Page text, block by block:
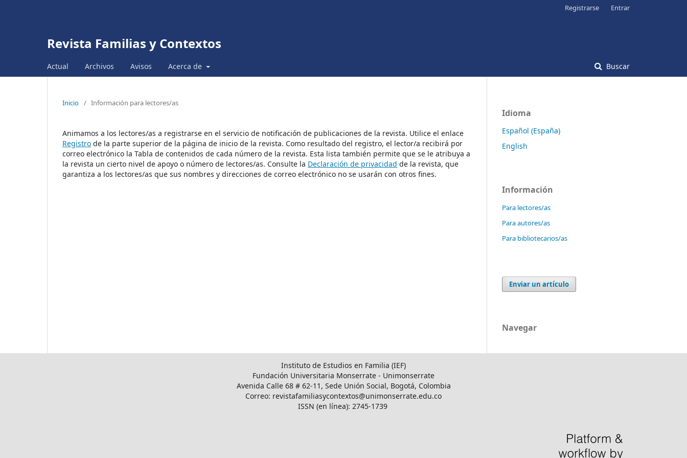
Revista Familias y Contextos
Actual Archivos Avisos Acerca de Buscar
Registrarse Entrar
Inicio / Información para lectores/as
Animamos a los lectores/as a registrarse en el servicio de notificación de publicaciones de la revista. Utilice el enlace
Registro de la parte superior de la página de inicio de la revista. Como resultado del registro, el lector/a recibirá por
correo electrónico la Tabla de contenidos de cada número de la revista. Esta lista también permite que se le atribuya a
la revista un cierto nivel de apoyo o número de lectores/as. Consulte la Declaración de privacidad de la revista, que
garantiza a los lectores/as que sus nombres y direcciones de correo electrónico no se usarán con otros fines.
Idioma
Español (España)
English
Información
Para lectores/as
Para autores/as
Para bibliotecarios/as
Enviar un artículo
Navegar
Instituto de Estudios en Familia (IEF)
Fundación Universitaria Monserrate - Unimonserrate
Avenida Calle 68 # 62-11, Sede Unión Social, Bogotá, Colombia
Correo: revistafamiliasycontextos@unimonserrate.edu.co
ISSN (en línea): 2745-1739